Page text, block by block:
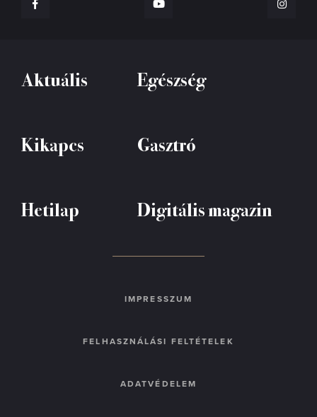
Aktuális Egészség
Kikapcs Gasztró
Hetilap Digitális magazin
IMPRESSZUM
FELHASZNÁLÁSI FELTÉTELEK
ADATVÉDELEM